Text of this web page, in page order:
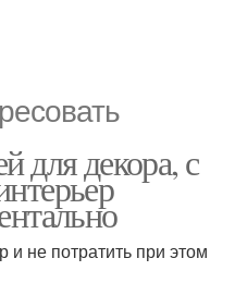
для декора, с
и не потратить при этом